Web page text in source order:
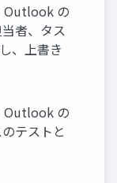
Outlook の
者、タス
、上書き
Outlook の
テストと